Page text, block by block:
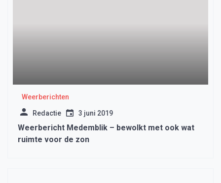
Weerberichten
Redactie 3 juni 2019
Weerbericht Medemblik – bewolkt met ook wat
ruimte voor de zon